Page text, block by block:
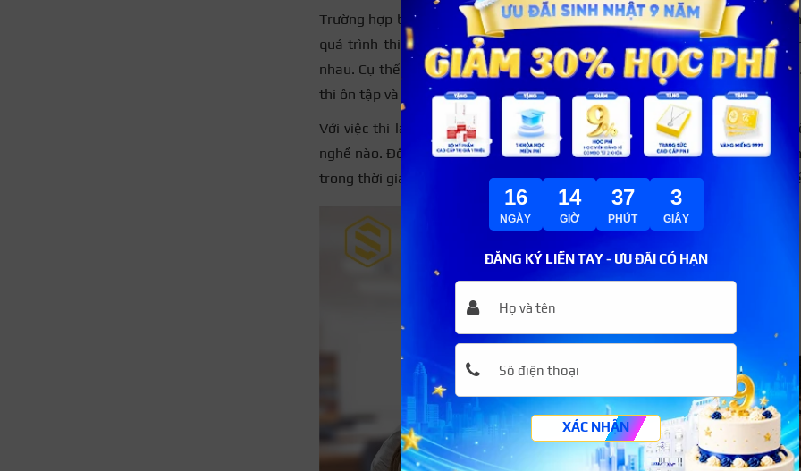
Trường hợp bạn vẫn muốn học lên cấp 3 và muốn thành thành chương
quá trình thi không được may mắn và thi không đỗ thì bạn có thể lựa
nhau. Cụ thể như đăng kí học các trường ngoài công lập, đăng ký học
thi ôn tập và đăng ký thi lại năm sau.
Với việc thi lại năm sau bạn phải đảm bảo điều kiện chưa nộp hồ sơ ở
nghề nào. Đồng thời, bạn cũng cần phải có giấy xác nhận của địa phương
trong thời gian qua. Ngoài ra, bạn cũng có thể liên hệ với trường THCS cũ
ĐĂNG KÝ LIỀN TAY - ƯU ĐÃI CÓ HẠN
16
NGÀY
14
GIỜ
37
PHÚT
2
GIÂY
XÁC NHẬN